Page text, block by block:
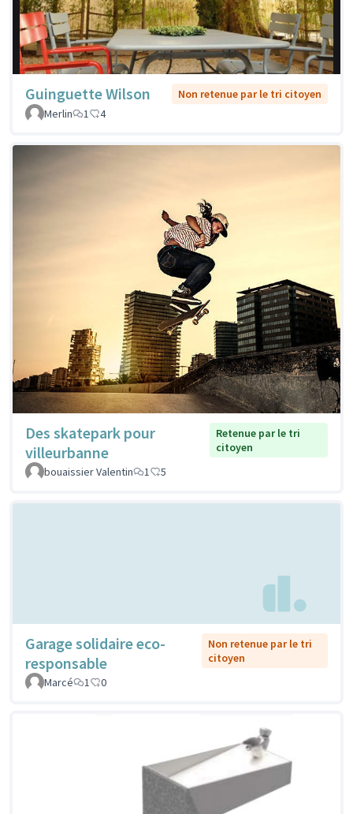
Guinguette Wilson
Non retenue par le tri citoyen
Merlin
1 4
Des skatepark pour
villeurbanne
Retenue par le tri
citoyen
bouaissier Valentin
1 5
Garage solidaire eco-
responsable
Non retenue par le tri
citoyen
Marcé
1 0